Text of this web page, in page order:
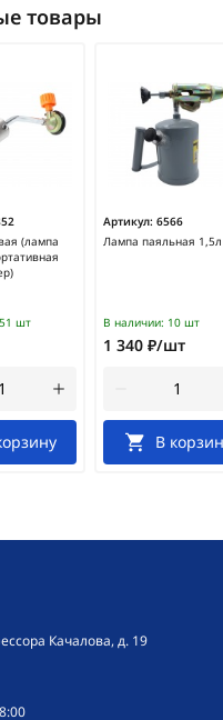
товары
(лампа
шт
Артикул: 6566
Лампа паяльная 1,5л
В наличии: 10 шт
1 340 ₽/шт
В
Качалова, д. 19